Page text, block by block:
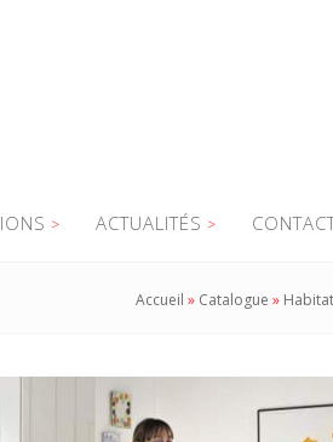
ACTUALITÉS
Accueil » Catalogue » Habitat